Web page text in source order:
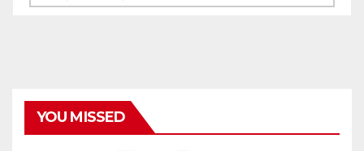
YOU MISSED